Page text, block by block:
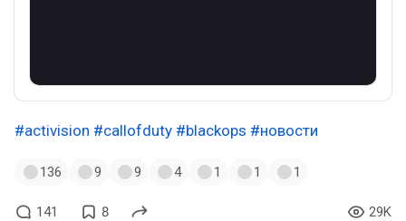
#activision #callofduty #blackops #новости
136 9 9 4 1 1 1
141 8 29K